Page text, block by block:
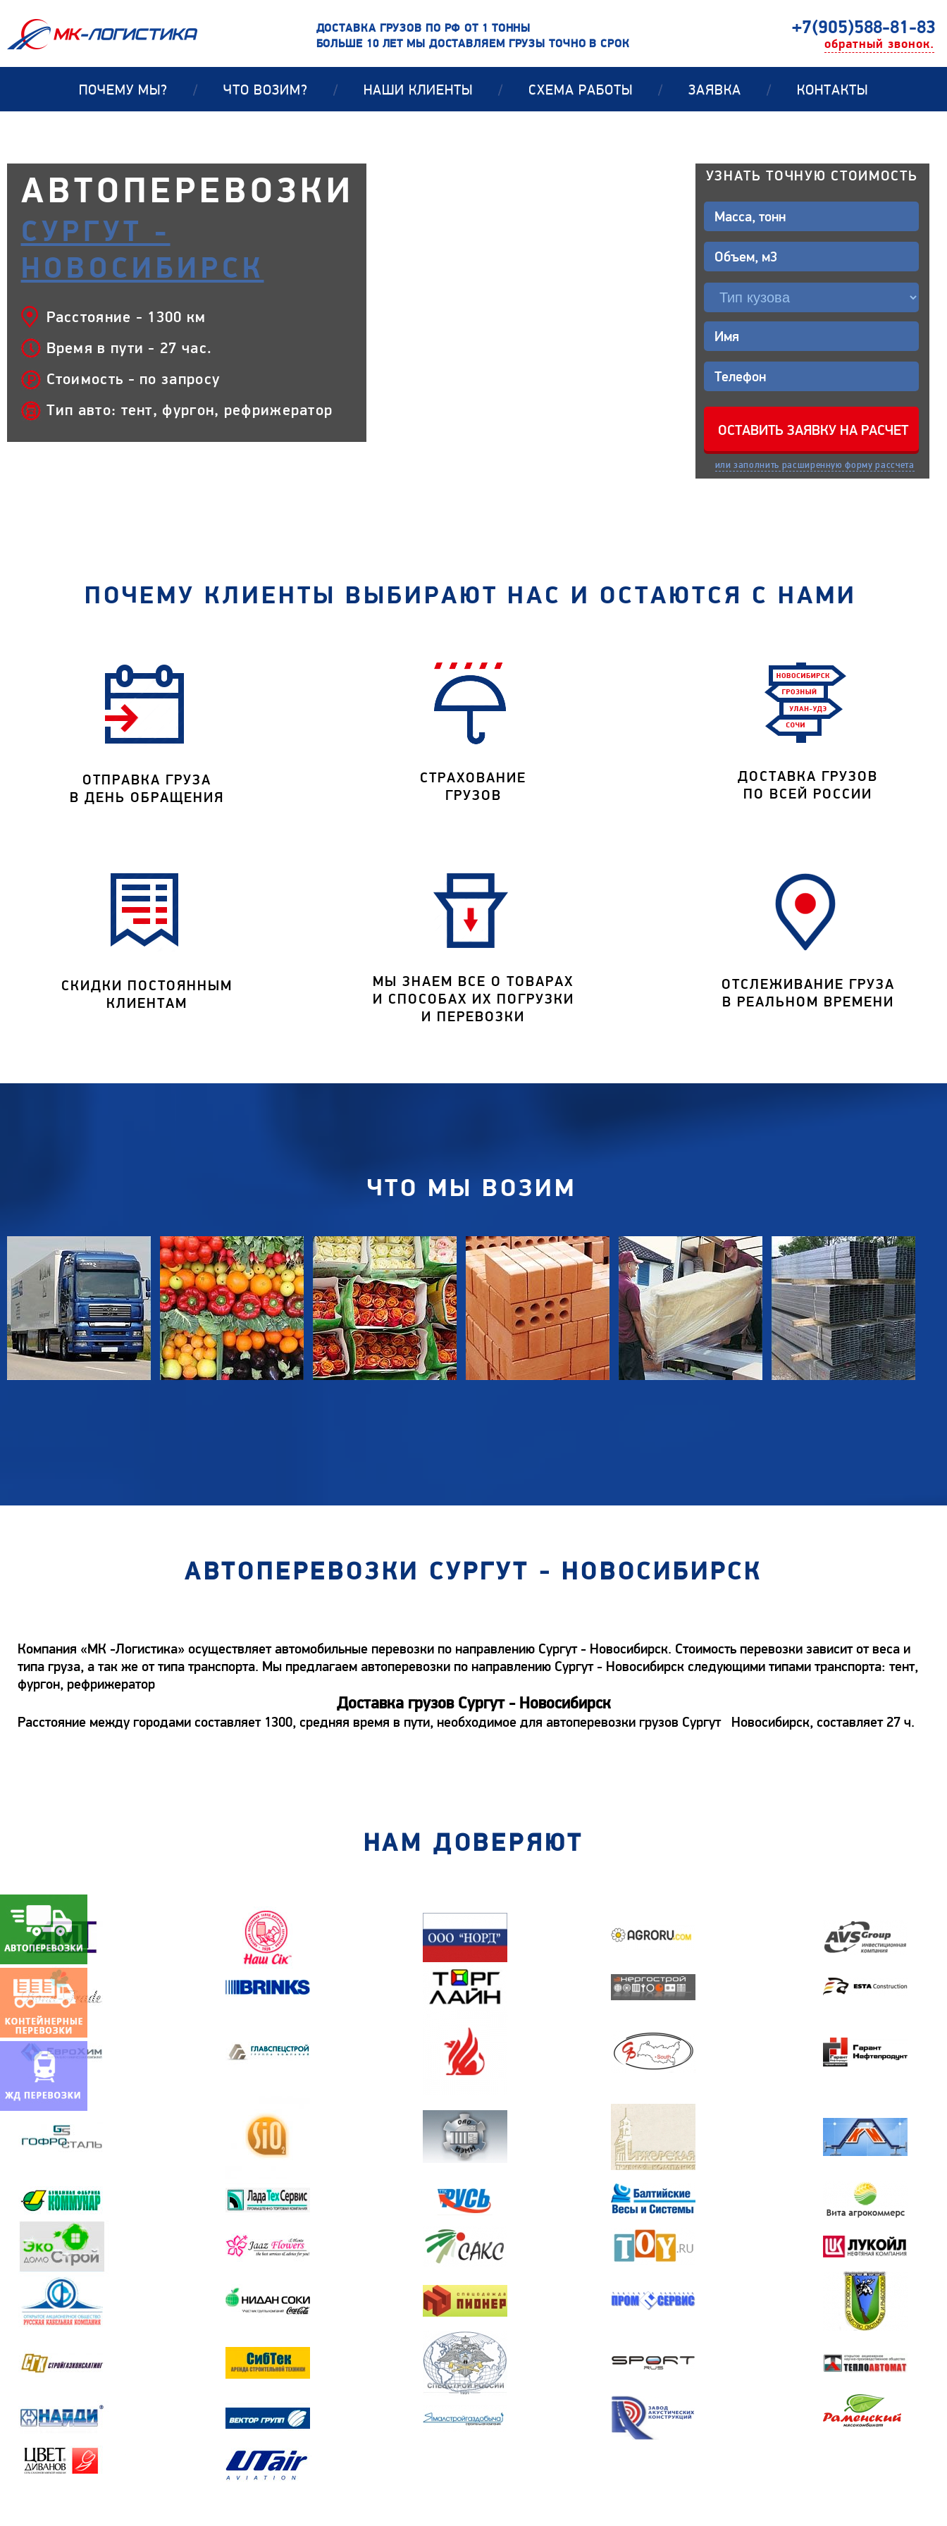
ДОСТАВКА ГРУЗОВ ПО РФ ОТ 1 ТОННЫ
БОЛЬШЕ 10 ЛЕТ МЫ ДОСТАВЛЯЕМ ГРУЗЫ ТОЧНО В СРОК
+7(905)588-81-83
обратный звонок.
ПОЧЕМУ МЫ? / ЧТО ВОЗИМ? / НАШИ КЛИЕНТЫ / СХЕМА РАБОТЫ / ЗАЯВКА / КОНТАКТЫ
АВТОПЕРЕВОЗКИ
СУРГУТ -
НОВОСИБИРСК
Расстояние - 1300 км
Время в пути - 27 час.
Стоимость - по запросу
Тип авто: тент, фургон, рефрижератор
УЗНАТЬ ТОЧНУЮ СТОИМОСТЬ
или заполнить расширенную форму рассчета
ПОЧЕМУ КЛИЕНТЫ ВЫБИРАЮТ НАС И ОСТАЮТСЯ С НАМИ
ОТПРАВКА ГРУЗА
В ДЕНЬ ОБРАЩЕНИЯ
СТРАХОВАНИЕ
ГРУЗОВ
ДОСТАВКА ГРУЗОВ
ПО ВСЕЙ РОССИИ
СКИДКИ ПОСТОЯННЫМ
КЛИЕНТАМ
МЫ ЗНАЕМ ВСЕ О ТОВАРАХ
И СПОСОБАХ ИХ ПОГРУЗКИ
И ПЕРЕВОЗКИ
ОТСЛЕЖИВАНИЕ ГРУЗА
В РЕАЛЬНОМ ВРЕМЕНИ
ЧТО МЫ ВОЗИМ
АВТОПЕРЕВОЗКИ СУРГУТ - НОВОСИБИРСК
Компания «МК -Логистика» осуществляет автомобильные перевозки по направлению Сургут - Новосибирск. Стоимость перевозки зависит от веса и
типа груза, а так же от типа транспорта. Мы предлагаем автоперевозки по направлению Сургут - Новосибирск следующими типами транспорта: тент,
фургон, рефрижератор
Доставка грузов Сургут - Новосибирск
Расстояние между городами составляет 1300, средняя время в пути, необходимое для автоперевозки грузов Сургут Новосибирск, составляет 27 ч.
НАМ ДОВЕРЯЮТ